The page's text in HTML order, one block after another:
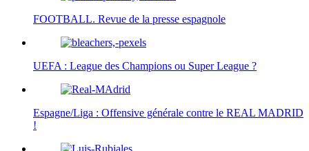
FOOTBALL. Revue de la presse espagnole
UEFA : League des Champions ou Super League ?
Espagne/Liga : Offensive générale contre le REAL MADRID
!